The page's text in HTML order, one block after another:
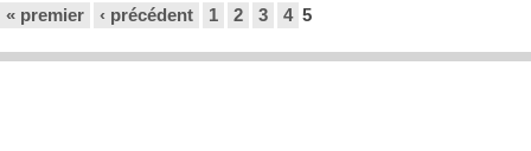
« premier ‹ précédent 1 2 3 4 5